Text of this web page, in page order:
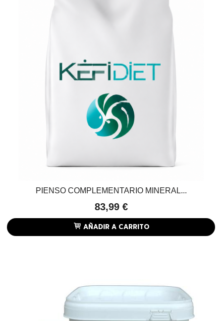
PIENSO COMPLEMENTARIO MINERAL...
83,99 €
AÑADIR A CARRITO